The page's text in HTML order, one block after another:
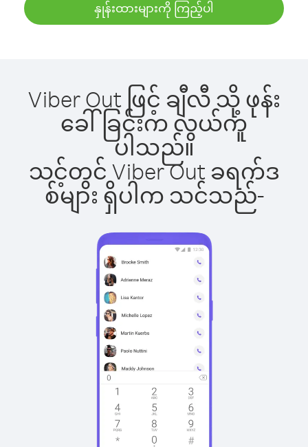
နှုန်းထားများကို ကြည့်ပါ
Viber Out ဖြင့် ချီလီ သို့ ဖုန်း
ခေါ်ခြင်းက လွယ်ကူ
ပါသည်။
သင့်တွင် Viber Out ခရက်ဒ
စ်များ ရှိပါက သင်သည်-